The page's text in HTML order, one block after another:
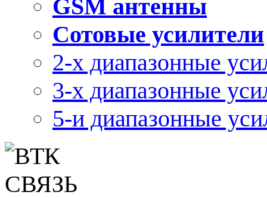
GSM антенны
Сотовые усилители
2-х диапазонные
3-х диапазонные
5-и диапазонные